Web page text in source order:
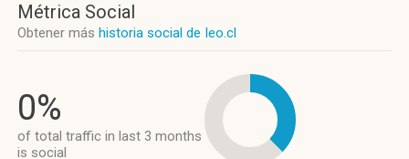
Métrica Social
Obtener más historia social de Ieo.cl
0%
of total traffic in last 3 months
is social